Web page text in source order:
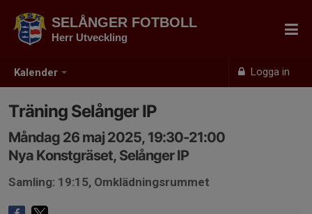
Kalender Logga in
SELÅNGER FOTBOLL
Herr Utveckling
Träning Selånger IP
Måndag 26 maj 2025, 19:30-21:00
Nya Konstgräset, Selånger IP
Samling: 19:15, Omklädningsrummet